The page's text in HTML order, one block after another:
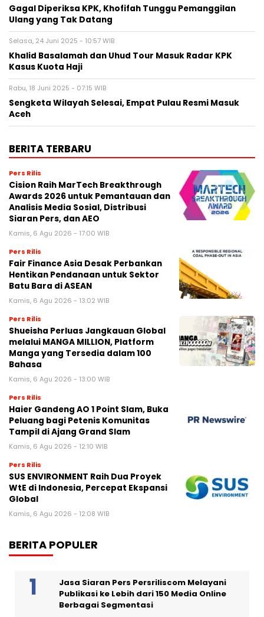
Gagal Diperiksa KPK, Khofifah Tunggu Pemanggilan
Ulang yang Tak Datang
Selasa, 24 Juni 2025 - 10:57 WIB
Khalid Basalamah dan Uhud Tour Masuk Radar KPK
Kasus Kuota Haji
Rabu, 18 Juni 2025 - 07:15 WIB
Sengketa Wilayah Selesai, Empat Pulau Resmi Masuk
Aceh
BERITA TERBARU
Pers Rilis
Cision Raih MarTech Breakthrough
Awards 2026 untuk Pemantauan dan
Analisis Media Sosial, Distribusi
Siaran Pers, dan AEO
Kamis, 6 Agu 2026 - 17:00 WIB
Pers Rilis
Fair Finance Asia Desak Perbankan
Hentikan Pendanaan untuk Sektor
Batu Bara di ASEAN
Kamis, 6 Agu 2026 - 13:02 WIB
Pers Rilis
Shueisha Perluas Jangkauan Global
melalui MANGA MILLION, Platform
Manga yang Tersedia dalam 100
Bahasa
Kamis, 6 Agu 2026 - 13:00 WIB
Pers Rilis
Haier Gandeng AO 1 Point Slam, Buka
Peluang bagi Petenis Komunitas
Tampil di Ajang Grand Slam
Kamis, 6 Agu 2026 - 12:10 WIB
Pers Rilis
SUS ENVIRONMENT Raih Dua Proyek
WtE di Indonesia, Percepat Ekspansi
Global
Kamis, 6 Agu 2026 - 12:08 WIB
BERITA POPULER
Jasa Siaran Pers Persriliscom Melayani
Publikasi ke Lebih dari 150 Media Online
Berbagai Segmentasi